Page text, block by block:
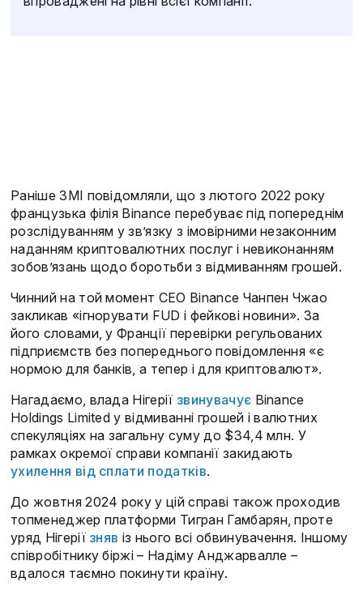
Раніше ЗМІ повідомляли, що з лютого 2022 року
французька філія Binance перебуває під попереднім
розслідуванням у зв’язку з імовірними незаконним
наданням криптовалютних послуг і невиконанням
зобов’язань щодо боротьби з відмиванням грошей.
Чинний на той момент CEO Binance Чанпен Чжао
закликав «ігнорувати FUD і фейкові новини». За
його словами, у Франції перевірки регульованих
підприємств без попереднього повідомлення «є
нормою для банків, а тепер і для криптовалют».
Нагадаємо, влада Нігерії звинувачує Binance
Holdings Limited у відмиванні грошей і валютних
спекуляціях на загальну суму до $34,4 млн. У
рамках окремої справи компанії закидають
ухилення від сплати податків.
До жовтня 2024 року у цій справі також проходив
топменеджер платформи Тигран Гамбарян, проте
уряд Нігерії зняв із нього всі обвинувачення. Іншому
співробітнику біржі – Надіму Анджарвалле –
вдалося таємно покинути країну.